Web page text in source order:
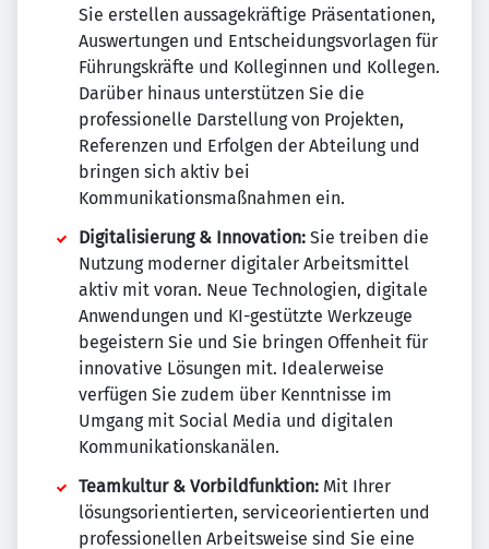
Sie erstellen aussagekräftige Präsentationen,
Auswertungen und Entscheidungsvorlagen für
Führungskräfte und Kolleginnen und Kollegen.
Darüber hinaus unterstützen Sie die
professionelle Darstellung von Projekten,
Referenzen und Erfolgen der Abteilung und
bringen sich aktiv bei
Kommunikationsmaßnahmen ein.
Digitalisierung & Innovation: Sie treiben die
Nutzung moderner digitaler Arbeitsmittel
aktiv mit voran. Neue Technologien, digitale
Anwendungen und KI-gestützte Werkzeuge
begeistern Sie und Sie bringen Offenheit für
innovative Lösungen mit. Idealerweise
verfügen Sie zudem über Kenntnisse im
Umgang mit Social Media und digitalen
Kommunikationskanälen.
Teamkultur & Vorbildfunktion: Mit Ihrer
lösungsorientierten, serviceorientierten und
professionellen Arbeitsweise sind Sie eine